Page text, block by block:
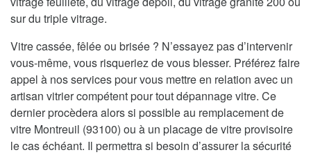
sur du triple vitrage.
Vitre cassée, fêlée ou brisée ? N’essayez pas d’intervenir
vous-même, vous risqueriez de vous blesser. Préférez faire
appel à nos services pour vous mettre en relation avec un
artisan vitrier compétent pour tout dépannage vitre. Ce
dernier procèdera alors si possible au remplacement de
vitre Montreuil (93100) ou à un placage de vitre provisoire
le cas échéant. Il permettra si besoin d’assurer la sécurité